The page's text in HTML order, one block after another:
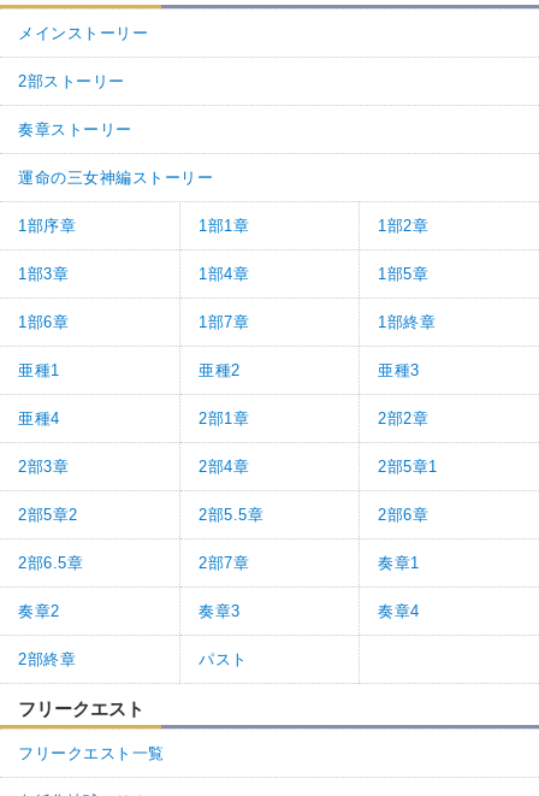
メインストーリー
2部ストーリー
奏章ストーリー
運命の三女神編ストーリー
1部序章 1部1章 1部2章
1部3章 1部4章 1部5章
1部6章 1部7章 1部終章
亜種1 亜種2 亜種3
亜種4 2部1章 2部2章
2部3章 2部4章 2部5章1
2部5章2 2部5.5章 2部6章
2部6.5章 2部7章 奏章1
奏章2 奏章3 奏章4
2部終章 パスト
フリークエスト
フリークエスト一覧